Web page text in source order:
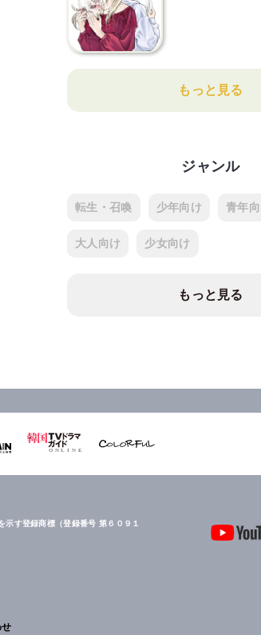
もっと見る
ジャンル
転生・召喚 少年向け 青年
大人向け 少女向け
もっと見る
示す登録商標（登録番号 第６０９１